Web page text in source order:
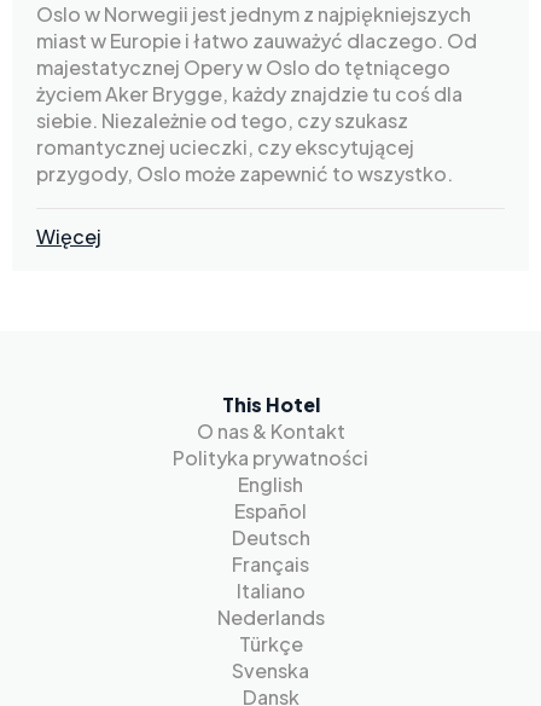
Oslo w Norwegii jest jednym z najpiękniejszych
miast w Europie i łatwo zauważyć dlaczego. Od
majestatycznej Opery w Oslo do tętniącego
życiem Aker Brygge, każdy znajdzie tu coś dla
siebie. Niezależnie od tego, czy szukasz
romantycznej ucieczki, czy ekscytującej
przygody, Oslo może zapewnić to wszystko.
Więcej
This Hotel
O nas & Kontakt
Polityka prywatności
English
Español
Deutsch
Français
Italiano
Nederlands
Türkçe
Svenska
Dansk